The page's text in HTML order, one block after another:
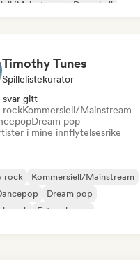
Mainstream
Dancehall
Timothy Tunes
Spillelistekurator
svar gitt
rockKommersiell/Mainstream
Dream pop
i mine innflytelsesrike
rock
Kommersiell/Mainstream
Dream pop
rock
Future house